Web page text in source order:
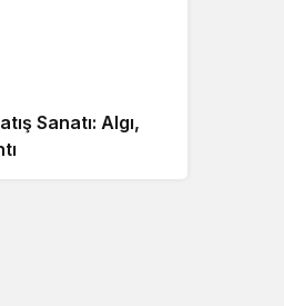
Sanatı: Algı,